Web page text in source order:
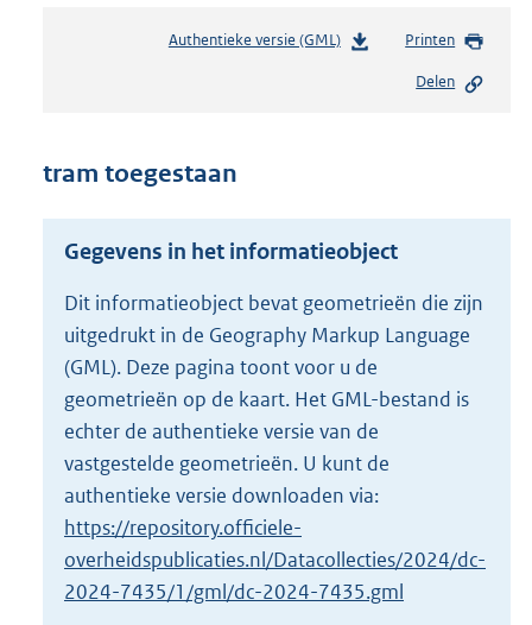
Authentieke versie (GML)b
s
r
o
t
t
e
2
K
b
Printen
Delen
tram toegestaan
Gegevens in het informatieobject
Dit informatieobject bevat geometrieën die zijn
uitgedrukt in de Geography Markup Language
(GML). Deze pagina toont voor u de
geometrieën op de kaart. Het GML-bestand is
echter de authentieke versie van de
vastgestelde geometrieën. U kunt de
authentieke versie downloaden via:
https://repository.officiele-
overheidspublicaties.nl/Datacollecties/2024/dc-
2024-7435/1/gml/dc-2024-7435.gml